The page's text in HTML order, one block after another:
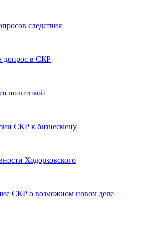
следствия
допрос в СКР
политикой
СКР к бизнесмену
Ходорковского
СКР о возможном новом деле